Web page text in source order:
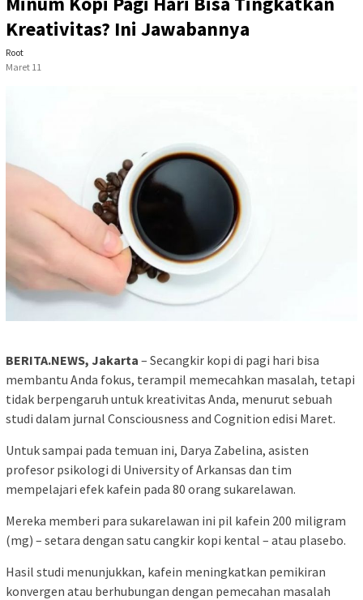
Kreativitas? Ini Jawabannya
Root
Maret 11
BERITA.NEWS, Jakarta – Secangkir kopi di pagi hari bisa
membantu Anda fokus, terampil memecahkan masalah, tetapi
tidak berpengaruh untuk kreativitas Anda, menurut sebuah
studi dalam jurnal Consciousness and Cognition edisi Maret.
Untuk sampai pada temuan ini, Darya Zabelina, asisten
profesor psikologi di University of Arkansas dan tim
mempelajari efek kafein pada 80 orang sukarelawan.
Mereka memberi para sukarelawan ini pil kafein 200 miligram
(mg) – setara dengan satu cangkir kopi kental – atau plasebo.
Hasil studi menunjukkan, kafein meningkatkan pemikiran
konvergen atau berhubungan dengan pemecahan masalah